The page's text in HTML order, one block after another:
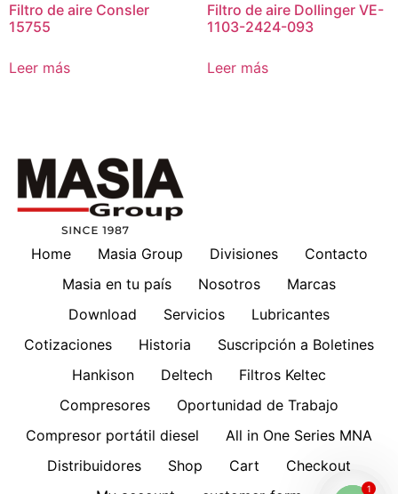
Filtro de aire Consler
15755
Leer más
Filtro de aire Dollinger VE-
1103-2424-093
Leer más
Home Masia Group Divisiones
Contacto
Masia en tu país
Nosotros
Marcas
Download
Servicios
Lubricantes
Cotizaciones
Historia
Suscripción a Boletines
Hankison
Deltech
Filtros Keltec
Compresores
Oportunidad de Trabajo
Compresor portátil diesel
All in One Series MNA
Distribuidores
Shop Cart
Checkout
1